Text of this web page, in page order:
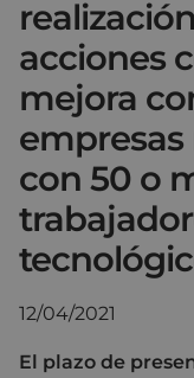
acciones
mejora
empresas
con 50 o
12/04/2021
El plazo de